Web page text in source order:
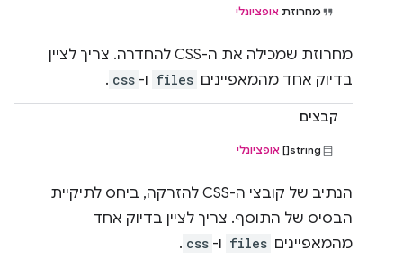
מחרוזת אופציונלי
מחרוזת שמכילה את ה-CSS להחדרה. צריך לציין
בדיוק אחד מהמאפיינים files ו- css
.
קבצים
string[] אופציונלי
הנתיב של קובצי ה-CSS להזרקה, ביחס לתיקיית
הבסיס של התוסף. צריך לציין בדיוק אחד
מהמאפיינים files ו- css
.